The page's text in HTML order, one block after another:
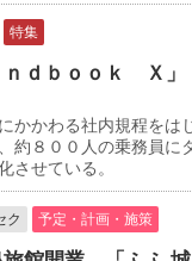
特集
ｄｂｏｏｋ Ｘ
かかわる社内規程をは
約８００人の乗務員に
させている。
ク 予定・計画・施策